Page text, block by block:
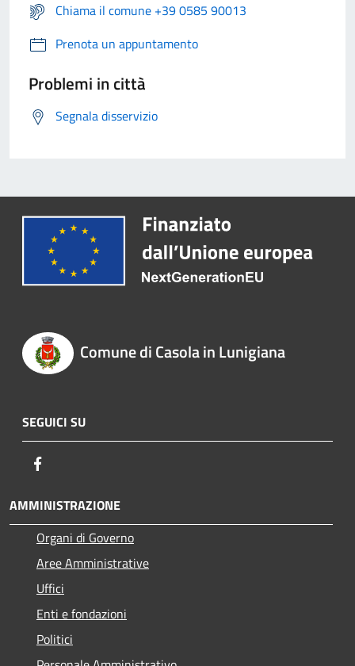
Chiama il comune +39 0585 90013
Prenota un appuntamento
Problemi in città
Segnala disservizio
Comune di Casola in Lunigiana
SEGUICI SU
AMMINISTRAZIONE
Organi di Governo
Aree Amministrative
Uffici
Enti e fondazioni
Politici